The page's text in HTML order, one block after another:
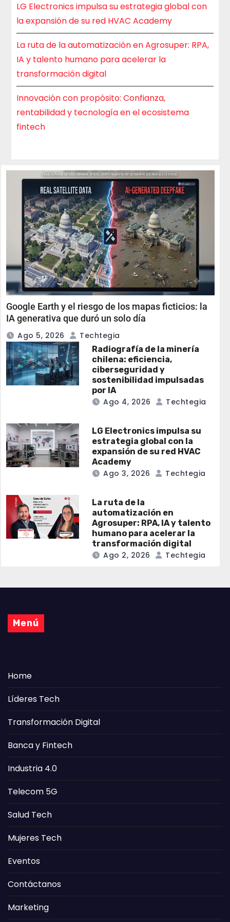
LG Electronics impulsa su estrategia global con
la expansión de su red HVAC Academy
La ruta de la automatización en Agrosuper: RPA,
IA y talento humano para acelerar la
transformación digital
Innovación con propósito: Confianza,
rentabilidad y tecnología en el ecosistema
fintech
Google Earth y el riesgo de los mapas ficticios: la
IA generativa que duró un solo día
Ago 5, 2026 Techtegia
Radiografía de la minería
chilena: eficiencia,
ciberseguridad y
sostenibilidad impulsadas
por IA
Ago 4, 2026 Techtegia
LG Electronics impulsa su
estrategia global con la
expansión de su red HVAC
Academy
Ago 3, 2026 Techtegia
La ruta de la
automatización en
Agrosuper: RPA, IA y talento
humano para acelerar la
transformación digital
Ago 2, 2026 Techtegia
Menú
Home
Líderes Tech
Transformación Digital
Banca y Fintech
Industria 4.0
Telecom 5G
Salud Tech
Mujeres Tech
Eventos
Contáctanos
Marketing